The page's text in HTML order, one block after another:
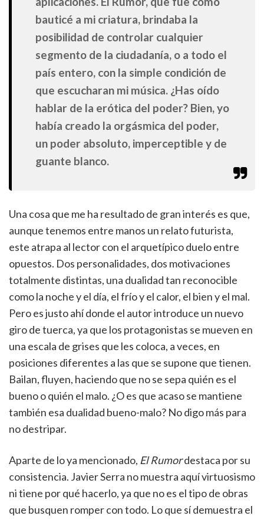
bauticé a mi criatura, brindaba la
posibilidad de controlar cualquier
segmento de la ciudadanía, o a todo el
país entero, con la simple condición de
que escucharan mi música. ¿Has oído
hablar de la erótica del poder? Bien, yo
había creado la orgásmica del poder,
un poder absoluto, imperceptible y de
guante blanco.
Una cosa que me ha resultado de gran interés es que,
aunque tenemos entre manos un relato futurista,
este atrapa al lector con el arquetípico duelo entre
opuestos. Dos personalidades, dos motivaciones
totalmente distintas, una dualidad tan reconocible
como la noche y el día, el frío y el calor, el bien y el mal.
Pero es justo ahí donde el autor introduce un nuevo
giro de tuerca, ya que los protagonistas se mueven en
una escala de grises que les coloca, a veces, en
posiciones diferentes a las que se supone que tienen.
Bailan, fluyen, haciendo que no se sepa quién es el
bueno o quién el malo. ¿O es que acaso se mantiene
también esa dualidad bueno-malo? No digo más para
no destripar.
Aparte de lo ya mencionado, El Rumordestaca por su
consistencia. Javier Serra no muestra aquí virtuosismo
ni tiene por qué hacerlo, ya que no es el tipo de obras
que busquen romper con todo. Lo que sí demuestra el